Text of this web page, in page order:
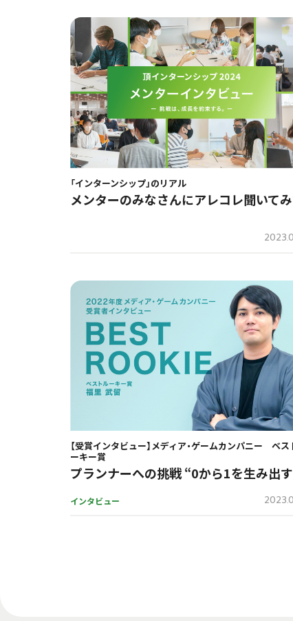
「インターンシップ」のリアル
メンターのみなさんにアレコレ聞いて
【受賞インタビュー】メディア・ゲームカンパニー ベス
ーキー賞
プランナーへの挑戦 “0から1を生み出
インタビュー